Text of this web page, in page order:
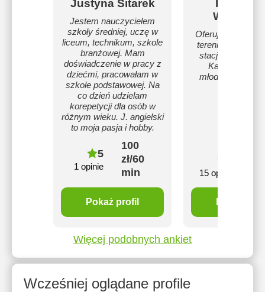
Justyna Sitarek
Jestem nauczycielem
szkoły średniej, uczę w
liceum, technikum, szkole
branżowej. Mam
doświadczenie w pracy z
dziećmi, pracowałam w
szkole podstawowej. Na
co dzień udzielam
korepetycji dla osób w
różnym wieku. J. angielski
to moja pasja i hobby.
5
1 opinie
100
zł/60
min
Pokaż profil
Oferuję zajęcia
terenie całej
stacjonarnie na
Kalisza dla
młodzieży i
15 opinie
Więcej podobnych ankiet
Wcześniej oglądane profile